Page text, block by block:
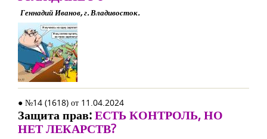
Геннадий Иванов, г. Владивосток.
● №14 (1618) от 11.04.2024
Защита прав:ЕСТЬ КОНТРОЛЬ, НО
НЕТ ЛЕКАРСТВ?